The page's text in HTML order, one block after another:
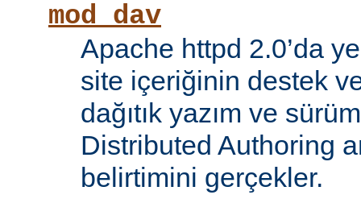
mod_dav
Apache httpd 2.0’da
site içeriğinin destek
dağıtık yazım ve
Distributed Authoring
belirtimini gerçekler.